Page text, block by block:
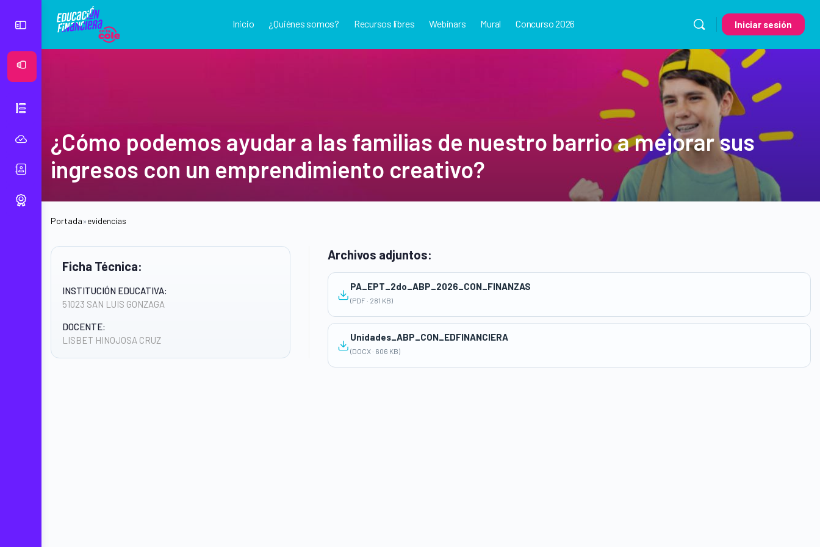
Inicio ¿Quiénes somos? Recursos libres Webinars Mural Concurso 2026 Iniciar sesión
¿Cómo podemos ayudar a las familias de nuestro barrio a mejorar sus
ingresos con un emprendimiento creativo?
Portada»evidencias
Ficha Técnica:
INSTITUCIÓN EDUCATIVA:
51023 SAN LUIS GONZAGA
DOCENTE:
LISBET HINOJOSA CRUZ
Archivos adjuntos:
PA_EPT_2do_ABP_2026_CON_FINANZAS
(PDF · 281 KB)
Unidades_ABP_CON_EDFINANCIERA
(DOCX · 606 KB)